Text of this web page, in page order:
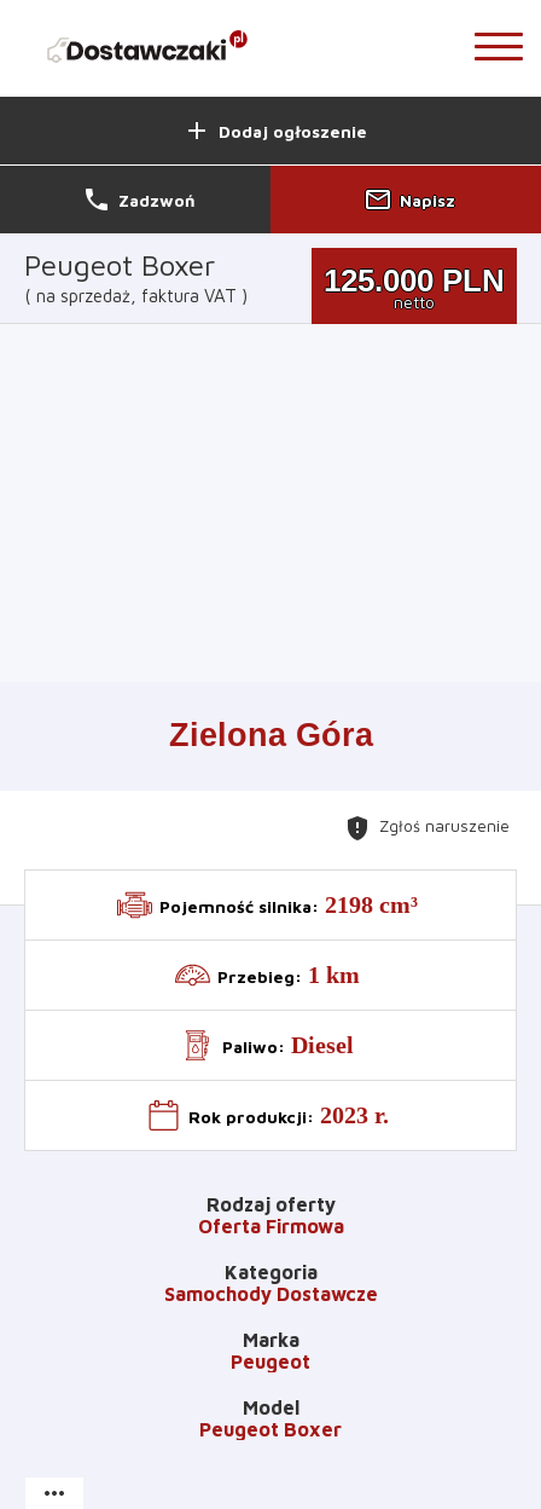
add Dodaj ogłoszenie
Peugeot Boxer
na sprzedaż, faktura VAT 125.000 PLN
netto
Zielona Góra
gpp_maybe Zgłoś naruszenie
Pojemność silnika: 2198 cm³
Przebieg: 1 km
Paliwo: Diesel
Rok produkcji: 2023 r.
Rodzaj oferty
Oferta Firmowa
Kategoria
Samochody Dostawcze
Marka
Peugeot
Model
Peugeot Boxer
more_horiz
phone Zadzwoń mail_outline Napisz